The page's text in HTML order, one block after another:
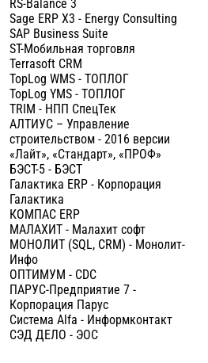
RS-Balance 3
Sage ERP X3 - Energy Consulting
SAP Business Suite
ST-Мобильная торговля
Terrasoft CRM
TopLog WMS - ТОПЛОГ
TopLog YMS - ТОПЛОГ
TRIM - НПП СпецТек
АЛТИУС – Управление
строительством - 2016 версии
«Лайт», «Стандарт», «ПРОФ»
БЭСТ-5 - БЭСТ
Галактика ERP - Корпорация
Галактика
КОМПАС ERP
МАЛАХИТ - Малахит софт
МОНОЛИТ (SQL, CRM) - Монолит-
Инфо
ОПТИМУМ - CDC
ПАРУС-Предприятие 7 -
Корпорация Парус
Система Alfa - Информконтакт
СЭД ДЕЛО - ЭОС